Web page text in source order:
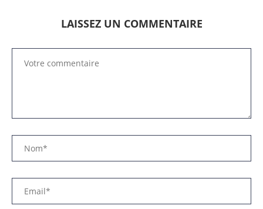
LAISSEZ UN COMMENTAIRE